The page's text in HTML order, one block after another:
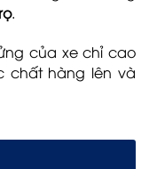
.
của xe chỉ cao
chất hàng lên và